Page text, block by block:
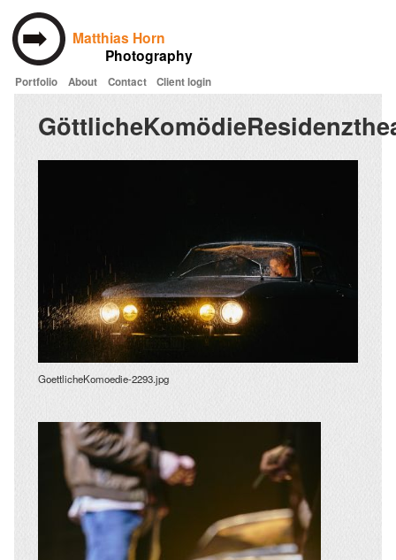
Skip to main content
Matthias Horn
Photography
Portfolio About Contact Client login
GoettlicheKomoedie-2293.jpg